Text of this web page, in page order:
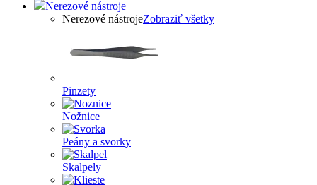
Nerezové nástroje
Nerezové nástrojeZobraziť všetky
Pinzety
Nožnice
Peány a svorky
Skalpely